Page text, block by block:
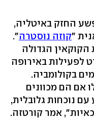
החזק באיטליה,
"קוזה נוסטרה".
הגדולה
לפעילות באירופה
בקולומביה.
אם הם מכוונים
נוכחות גלובלית,
אמר קורטזה.